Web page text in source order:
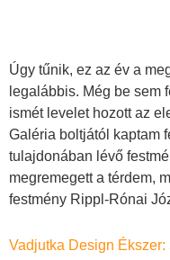
Úgy tűnik, ez az év a
legalábbis. Még be sem
ismét levelet hozott az
Galéria boltjától kaptam
tulajdonában lévő
megremegett a térdem,
festmény Rippl-Rónai
Vadjutka Design